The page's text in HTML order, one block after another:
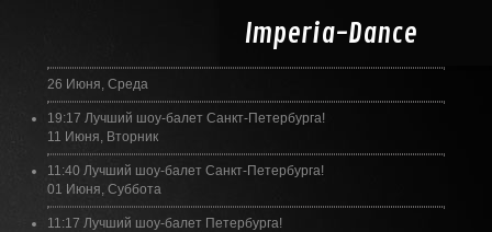
Imperia-Dance
26 Июня, Среда
19:17 Лучший шоу-балет Санкт-Петербурга!
11 Июня, Вторник
11:40 Лучший шоу-балет Санкт-Петербурга!
01 Июня, Суббота
11:17 Лучший шоу-балет Петербурга!